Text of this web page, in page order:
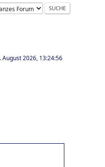
August 2026, 13:24:56